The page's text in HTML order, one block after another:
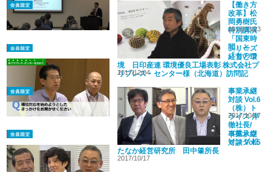
【働き方
改革】松
岡勇樹氏
特別講演
「国東時
間」と
「ものつ
くり」
2018/03/23
シリーズ
経営と環
境 日印産連 環境優良工場表彰 株式会社プ
リプレス・センター様（北海道）訪問記
2017/12/04
事業承継
対談 Vol.6
（株）ト
ライス 岸
徹社長/
（株）ウ
イング 松
下忠社長
2017/10/17
事業承継
対談 Vol.5
たなか経営研究所 田中肇所長
2017/10/17